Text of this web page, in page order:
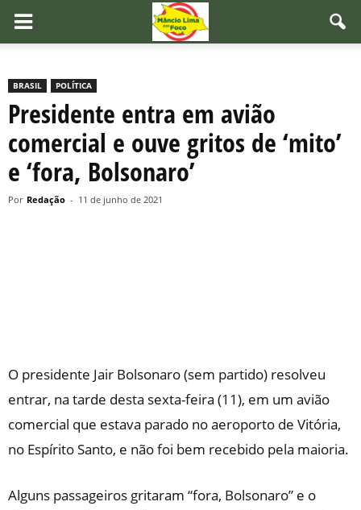
BRASIL POLÍTICA
Presidente entra em avião
comercial e ouve gritos de ‘mito’
e ‘fora, Bolsonaro’
Por Redação - 11 de junho de 2021
O presidente Jair Bolsonaro (sem partido) resolveu
entrar, na tarde desta sexta-feira (11), em um avião
comercial que estava parado no aeroporto de Vitória,
no Espírito Santo, e não foi bem recebido pela maioria.
Alguns passageiros gritaram “fora, Bolsonaro” e o